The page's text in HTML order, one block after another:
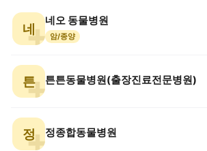
네
네오 동물병원
암/종양
튼 튼튼동물병원(출장진료전문병원)
정 정종합동물병원